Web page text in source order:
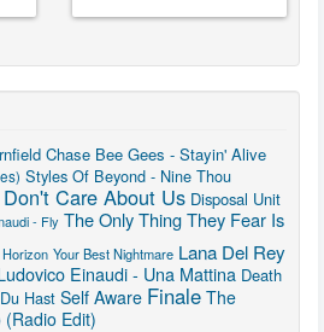
Chase Bee Gees - Stayin' Alive
Styles Of Beyond - Nine Thou
Care About Us Disposal Unit
- Fly The Only Thing They Fear Is
Horizon Your Best Nightmare Lana Del Rey
Einaudi - Una Mattina Death
Hast Self Aware Finale The
Edit)